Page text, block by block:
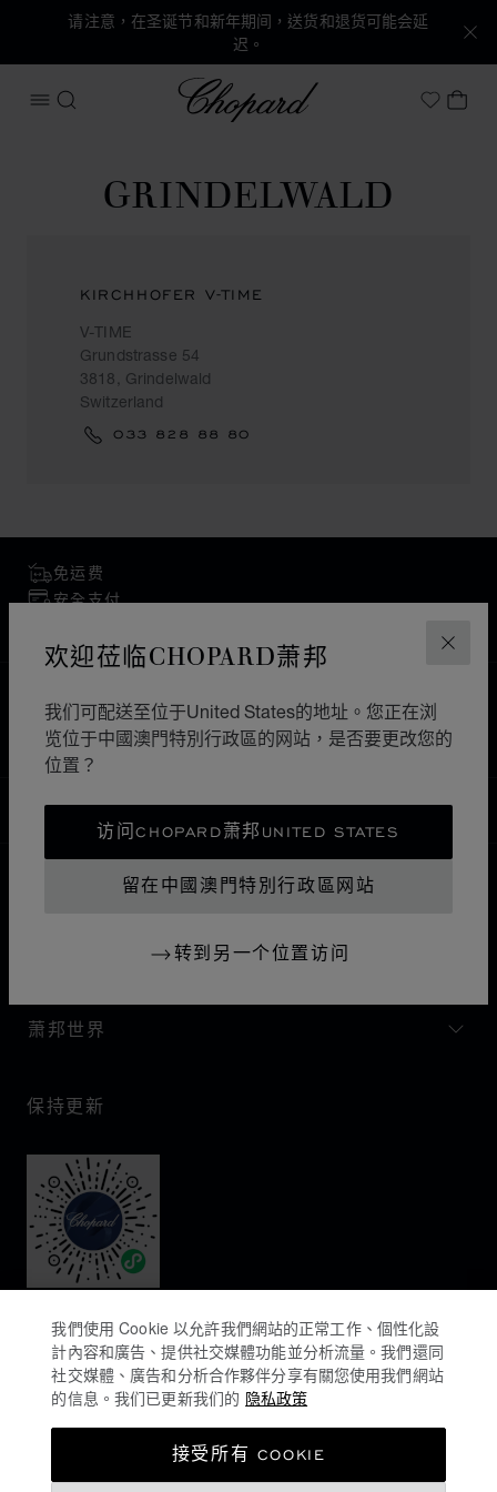
关闭
欢迎莅临CHOPARD萧邦
我们可配送至位于United States的地址。您正在浏
览位于中國澳門特別行政區的网站，是否要更改您的
位置？
访问CHOPARD萧邦UNITED STATES
留在中國澳門特別行政區网站
转到另一个位置访问
请注意，在圣诞节和新年期间，送货和退货可能会延
迟。
打开菜单
搜索
Chopard
My我
GRINDELWALD
KIRCHHOFER V-TIME
V-TIME
Grundstrasse 54
3818, Grindelwald
Switzerland
033 828 88 80
免运费
安全支付
主页 查找精品店 欧洲
瑞士
GRINDELWALD
中國澳門特別行政區
本地化（更改国家/地区）
更改国家/地区
萧邦世界
保持更新
COOKIES政策
我們使用 Cookie 以允許我們網站的正常工作、個性化設
計內容和廣告、提供社交媒體功能並分析流量。我們還同
社交媒體、廣告和分析合作夥伴分享有關您使用我們網站
的信息。我们已更新我们的 隐私政策
接受所有 COOKIE